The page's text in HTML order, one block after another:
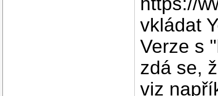
vkládat
Verze s
zdá se,
viz